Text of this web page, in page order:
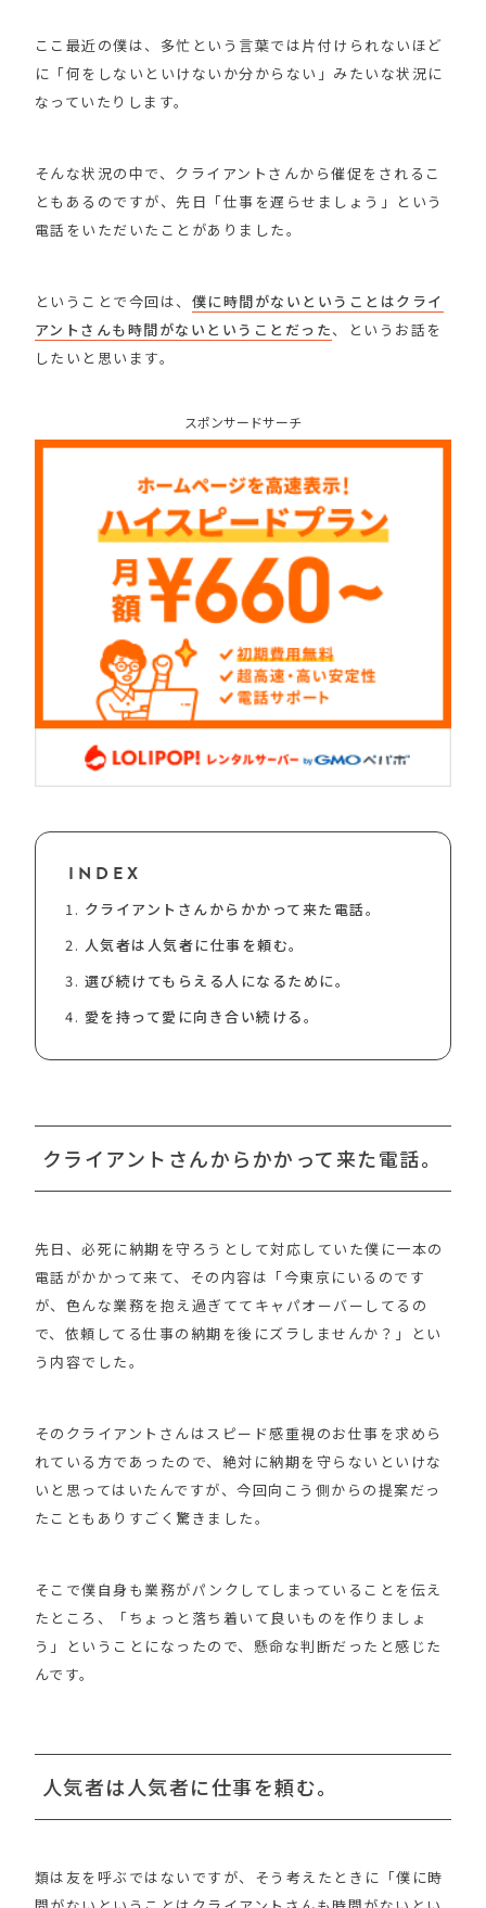
ここ最近の僕は、多忙という言葉では片付けられないほど
に「何をしないといけないか分からない」みたいな状況に
なっていたりします。
そんな状況の中で、クライアントさんから催促をされるこ
ともあるのですが、先日「仕事を遅らせましょう」という
電話をいただいたことがありました。
ということで今回は、 僕に時間がないということはクライ
アントさんも時間がないということだった、というお話を
したいと思います。
スポンサードサーチ
INDEX
クライアントさんからかかって来た電話。
人気者は人気者に仕事を頼む。
選び続けてもらえる人になるために。
愛を持って愛に向き合い続ける。
クライアントさんからかかって来た電話。
先日、必死に納期を守ろうとして対応していた僕に一本の
電話がかかって来て、その内容は「今東京にいるのです
が、色んな業務を抱え過ぎててキャパオーバーしてるの
で、依頼してる仕事の納期を後にズラしませんか？」とい
う内容でした。
そのクライアントさんはスピード感重視のお仕事を求めら
れている方であったので、絶対に納期を守らないといけな
いと思ってはいたんですが、今回向こう側からの提案だっ
たこともありすごく驚きました。
そこで僕自身も業務がパンクしてしまっていることを伝え
たところ、「ちょっと落ち着いて良いものを作りましょ
う」ということになったので、懸命な判断だったと感じた
んです。
人気者は人気者に仕事を頼む。
類は友を呼ぶではないですが、そう考えたときに「僕に時